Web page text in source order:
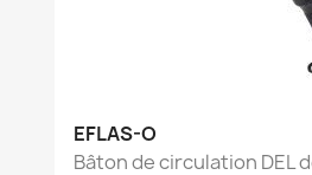
EFLAS-O
Bâton de circulation DEL